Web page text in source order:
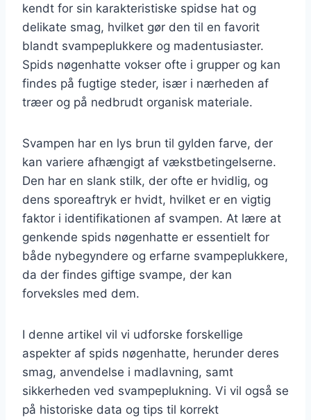
kendt for sin karakteristiske spidse hat og
delikate smag, hvilket gør den til en favorit
blandt svampeplukkere og madentusiaster.
Spids nøgenhatte vokser ofte i grupper og kan
findes på fugtige steder, især i nærheden af
træer og på nedbrudt organisk materiale.
Svampen har en lys brun til gylden farve, der
kan variere afhængigt af vækstbetingelserne.
Den har en slank stilk, der ofte er hvidlig, og
dens sporeaftryk er hvidt, hvilket er en vigtig
faktor i identifikationen af svampen. At lære at
genkende spids nøgenhatte er essentielt for
både nybegyndere og erfarne svampeplukkere,
da der findes giftige svampe, der kan
forveksles med dem.
I denne artikel vil vi udforske forskellige
aspekter af spids nøgenhatte, herunder deres
smag, anvendelse i madlavning, samt
sikkerheden ved svampeplukning. Vi vil også se
på historiske data og tips til korrekt